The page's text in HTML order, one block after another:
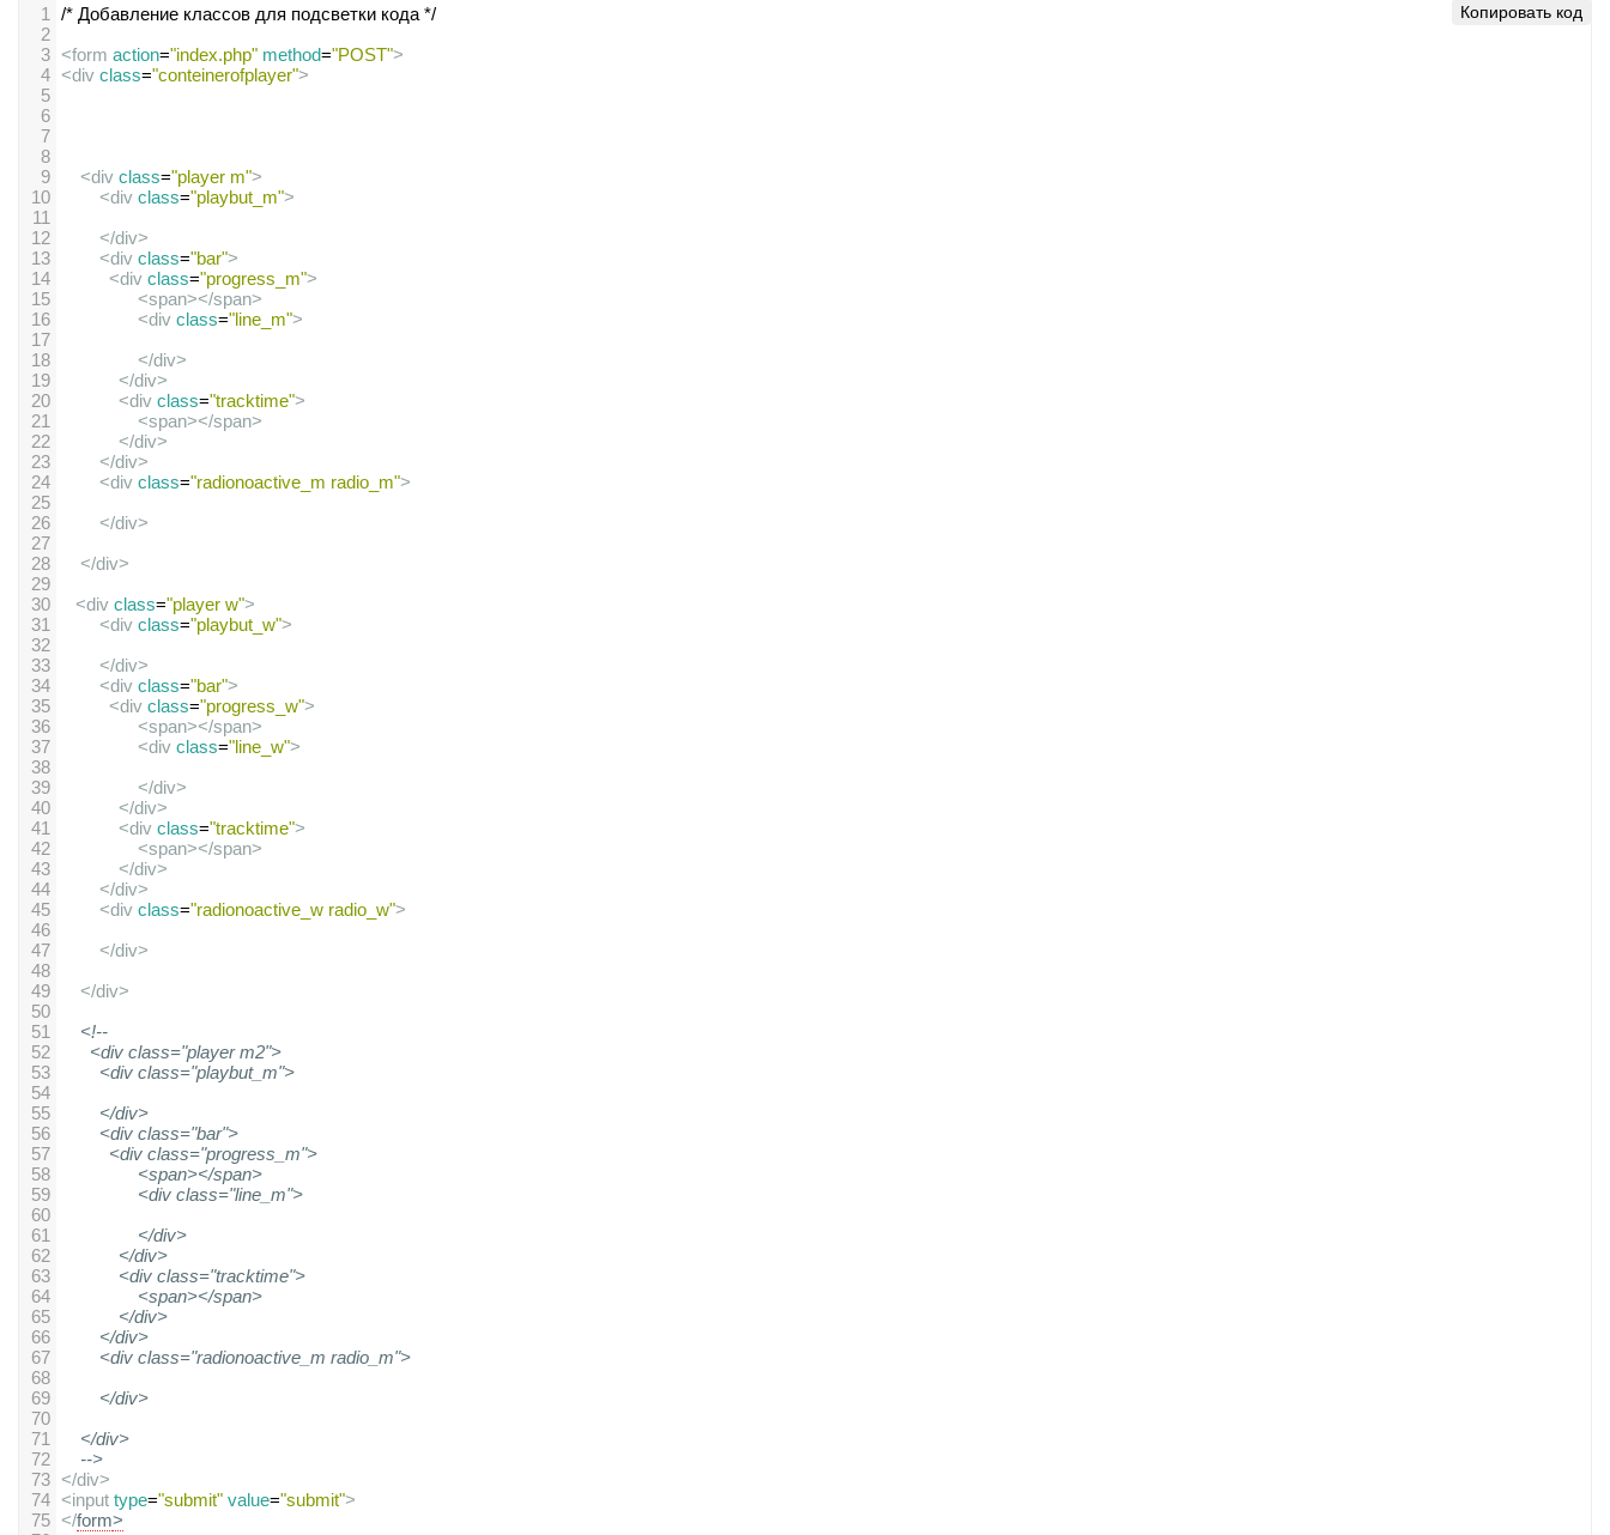
1
/* Добавление классов для подсветки кода */
2
3 <form action="index.php" method="POST">
4 <div class="conteinerofplayer">
5
6
7
8
9
<div class="player m">
10
<div class="playbut_m">
11
12
</div>
13
<div class="bar">
14
<div class="progress_m">
15
<span></span>
16
<div class="line_m">
17
18
</div>
19
</div>
20
<div class="tracktime">
21
<span></span>
22
</div>
23
</div>
24
<div class="radionoactive_m radio_m">
25
26
</div>
27
28
</div>
29
30
<div class="player w">
31
<div class="playbut_w">
32
33
</div>
34
<div class="bar">
35
<div class="progress_w">
36
<span></span>
37
<div class="line_w">
38
39
</div>
40
</div>
41
<div class="tracktime">
42
<span></span>
43
</div>
44
</div>
45
<div class="radionoactive_w radio_w">
46
47
</div>
48
49
</div>
50
51
<!--
52
<div class="player m2">
53
<div class="playbut_m">
54
55
</div>
56
<div class="bar">
57
<div class="progress_m">
58
<span></span>
59
<div class="line_m">
60
61
</div>
62
</div>
63
<div class="tracktime">
64
<span></span>
65
</div>
66
</div>
67
<div class="radionoactive_m radio_m">
68
69
</div>
70
71
</div>
72
-->
73 </div>
74 <input type="submit" value="submit">
75 </form>
Копировать код